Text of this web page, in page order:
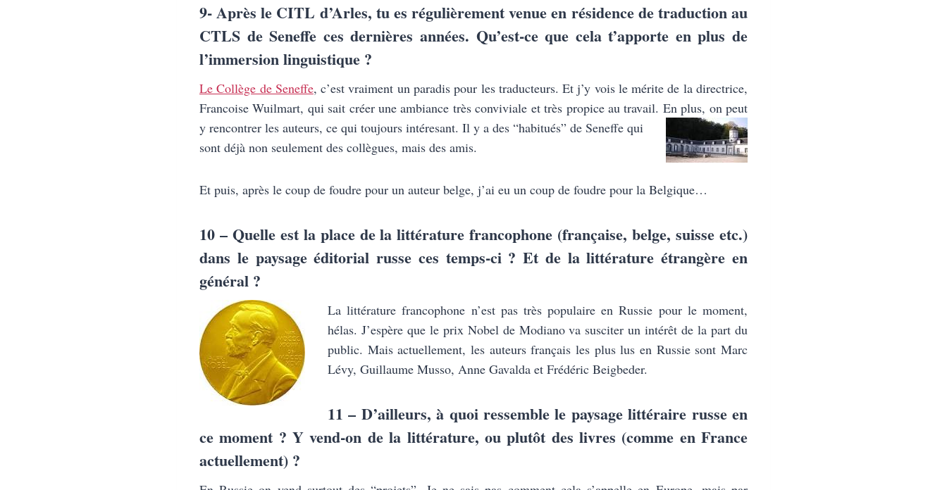
9- Après le CITL d’Arles, tu es régulièrement venue en résidence de traduction au
CTLS de Seneffe ces dernières années. Qu’est-ce que cela t’apporte en plus de
l’immersion linguistique ?
Le Collège de Seneffe, c’est vraiment un paradis pour les traducteurs. Et j’y vois le mérite de la directrice,
Francoise Wuilmart, qui sait créer une ambiance très conviviale et très propice au travail. En plus, on peut
y rencontrer les auteurs, ce qui toujours intéresant. Il y a des “habitués” de Seneffe qui
sont déjà non seulement des collègues, mais des amis.
Et puis, après le coup de foudre pour un auteur belge, j’ai eu un coup de foudre pour la Belgique…
10 – Quelle est la place de la littérature francophone (française, belge, suisse etc.)
dans le paysage éditorial russe ces temps-ci ? Et de la littérature étrangère en
général ?
La littérature francophone n’est pas très populaire en Russie pour le moment,
hélas. J’espère que le prix Nobel de Modiano va susciter un intérêt de la part du
public. Mais actuellement, les auteurs français les plus lus en Russie sont Marc
Lévy, Guillaume Musso, Anne Gavalda et Frédéric Beigbeder.
11 – D’ailleurs, à quoi ressemble le paysage littéraire russe en
ce moment ? Y vend-on de la littérature, ou plutôt des livres (comme en France
actuellement) ?